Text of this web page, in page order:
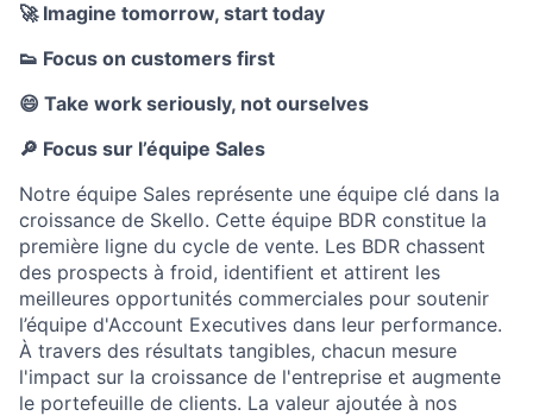
🚀Imagine tomorrow, start today
👟 Focus on customers first
😄 Take work seriously, not ourselves
🔎 Focus sur l’équipe Sales
Notre équipe Sales représente une équipe clé dans la
croissance de Skello. Cette équipe BDR constitue la
première ligne du cycle de vente. Les BDR chassent
des prospects à froid, identifient et attirent les
meilleures opportunités commerciales pour soutenir
l’équipe d'Account Executives dans leur performance.
À travers des résultats tangibles, chacun mesure
l'impact sur la croissance de l'entreprise et augmente
le portefeuille de clients. La valeur ajoutée à nos